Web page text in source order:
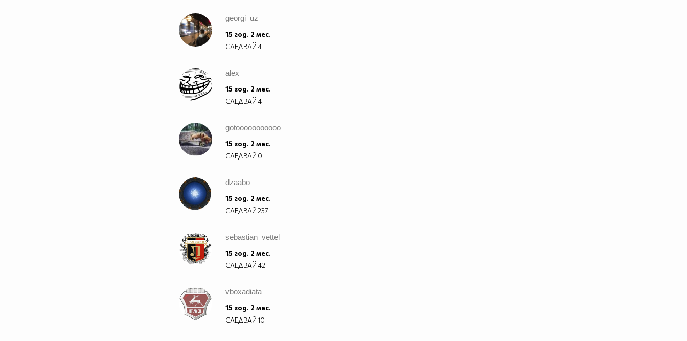
georgi_uz
15 год. 2 мес.
СЛЕДВАЙ4
alex_
15 год. 2 мес.
СЛЕДВАЙ4
gotooooooooooo
15 год. 2 мес.
СЛЕДВАЙ 0
dzaabo
15 год. 2 мес.
СЛЕДВАЙ237
sebastian_vettel
15 год. 2 мес.
СЛЕДВАЙ42
vboxadiata
15 год. 2 мес.
СЛЕДВАЙ10